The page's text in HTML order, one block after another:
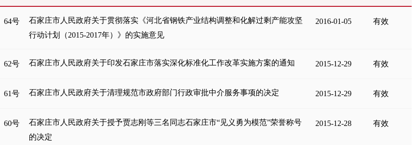
64号
石家庄市人民政府关于贯彻落实《河北省钢铁产业结构调整和化解过剩产能攻坚
行动计划（2015-2017年）》的实施意见
2016-01-05 有效
62号 石家庄市人民政府关于印发石家庄市落实深化标准化工作改革实施方案的通知 2015-12-29 有效
61号 石家庄市人民政府关于清理规范市政府部门行政审批中介服务事项的决定 2015-12-29 有效
60号
石家庄市人民政府关于授予贾志刚等三名同志石家庄市“见义勇为模范”荣誉称号
的决定
2015-12-28 有效